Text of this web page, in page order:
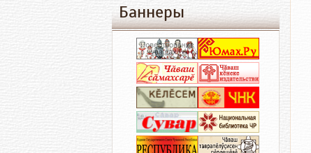
Баннеры